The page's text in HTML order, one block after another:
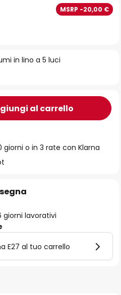
in lino a 5 luci
MSRP -20,00 €
al carrello
giorni o in 3 rate con Klarna
giorni lavorativi
E27 al tuo carrello